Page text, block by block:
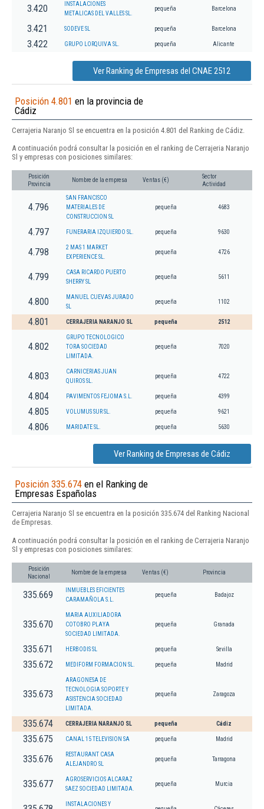
3.420
INSTALACIONES
METALICAS DEL VALLES SL.
pequeña Barcelona
3.421 SODEVE SL pequeña Barcelona
3.422 GRUPO LORQUIVA SL. pequeña Alicante
Ver Ranking de Empresas del CNAE 2512
Posición 4.801 en la provincia de
Cádiz
Cerrajeria Naranjo Sl se encuentra en la posición 4.801 del Ranking de Cádiz.
A continuación podrá consultar la posición en el ranking de Cerrajeria Naranjo
Sl y empresas con posiciones similares:
Posición
Provincia
Nombre de la empresa Ventas (€)
Sector
Actividad
4.796
SAN FRANCISCO
MATERIALES DE
CONSTRUCCION SL
pequeña 4683
4.797 FUNERARIA IZQUIERDO SL. pequeña 9630
4.798
2 MAS 1 MARKET
EXPERIENCE SL.
pequeña 4726
4.799
CASA RICARDO PUERTO
SHERRY SL
pequeña 5611
4.800
MANUEL CUEVAS JURADO
SL
pequeña 1102
4.801 CERRAJERIA NARANJO SL pequeña 2512
4.802
GRUPO TECNOLOGICO
TORA SOCIEDAD
LIMITADA.
pequeña 7020
4.803
CARNICERIAS JUAN
QUIROS SL.
pequeña 4722
4.804 PAVIMENTOS FEJOMA S.L. pequeña 4399
4.805 VOLUMUS SUR SL. pequeña 9621
4.806 MARIDATE SL. pequeña 5630
Ver Ranking de Empresas de Cádiz
Posición 335.674 en el Ranking de
Empresas Españolas
Cerrajeria Naranjo Sl se encuentra en la posición 335.674 del Ranking Nacional
de Empresas.
A continuación podrá consultar la posición en el ranking de Cerrajeria Naranjo
Sl y empresas con posiciones similares:
Posición
Nacional
Nombre de la empresa Ventas (€) Provincia
335.669
INMUEBLES EFICIENTES
CARAMAÑOLA S.L.
pequeña Badajoz
335.670
MARIA AUXILIADORA
COTOBRO PLAYA
SOCIEDAD LIMITADA.
pequeña Granada
335.671 HERBODIS SL pequeña Sevilla
335.672 MEDIFORM FORMACION SL. pequeña Madrid
335.673
ARAGONESA DE
TECNOLOGIA SOPORTE Y
ASISTENCIA SOCIEDAD
LIMITADA.
pequeña Zaragoza
335.674 CERRAJERIA NARANJO SL pequeña Cádiz
335.675 CANAL 15 TELEVISION SA pequeña Madrid
335.676
RESTAURANT CASA
ALEJANDRO SL
pequeña Tarragona
335.677
AGROSERVICIOS ALCARAZ
SAEZ SOCIEDAD LIMITADA.
pequeña Murcia
INSTALACIONES Y